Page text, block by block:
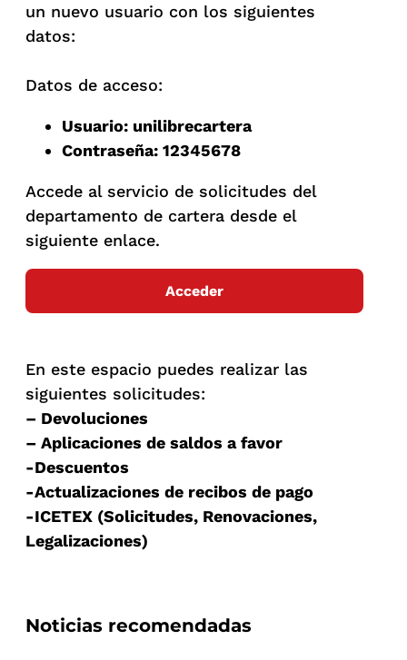
Noticias recomendadas
un nuevo usuario con los siguientes
datos:
Datos de acceso:
Usuario: unilibrecartera
Contraseña: 12345678
Accede al servicio de solicitudes del
departamento de cartera desde el
siguiente enlace.
Acceder
En este espacio puedes realizar las
siguientes solicitudes:
– Devoluciones
– Aplicaciones de saldos a favor
-Descuentos
-Actualizaciones de recibos de pago
-ICETEX (Solicitudes, Renovaciones,
Legalizaciones)